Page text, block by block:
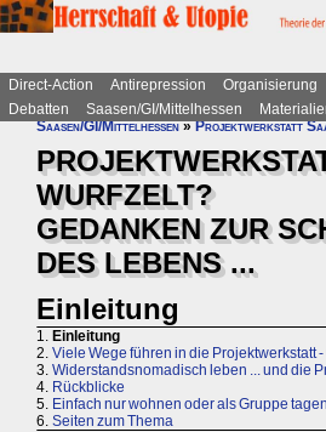
Direct-Action Antirepression Organisierung
Debatten
Saasen/GI/Mittelhessen
Saasen/GI/Mittelhessen»Projektwerkstatt
WURFZELT?
GEDANKEN ZUR
DES LEBENS ...
Einleitung
1. Einleitung
2. Viele Wege führen in die Projektwerkstatt
3. Widerstandsnomadisch leben ... und die
4. Rückblicke
5. Einfach nur wohnen oder als Gruppe
6. Seiten zum Thema